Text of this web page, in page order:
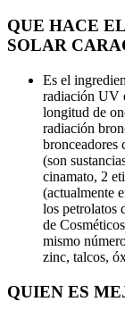
QUE HACE
SOLAR
Es el
radiación UV
longitud de
radiación
bronceadores
(son
cinamato, 2
(actualmente
los petrolatos
de
mismo
zinc, talcos,
QUIEN ES